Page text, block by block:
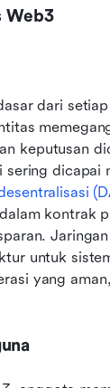
Web3
dari
keputusan
kontrak
untuk
yang